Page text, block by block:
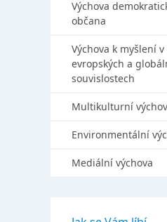
Výchova
občana
Výchova k myšlení v
evropských a
souvislostech
Multikulturní
Environmentální
Mediální výchova